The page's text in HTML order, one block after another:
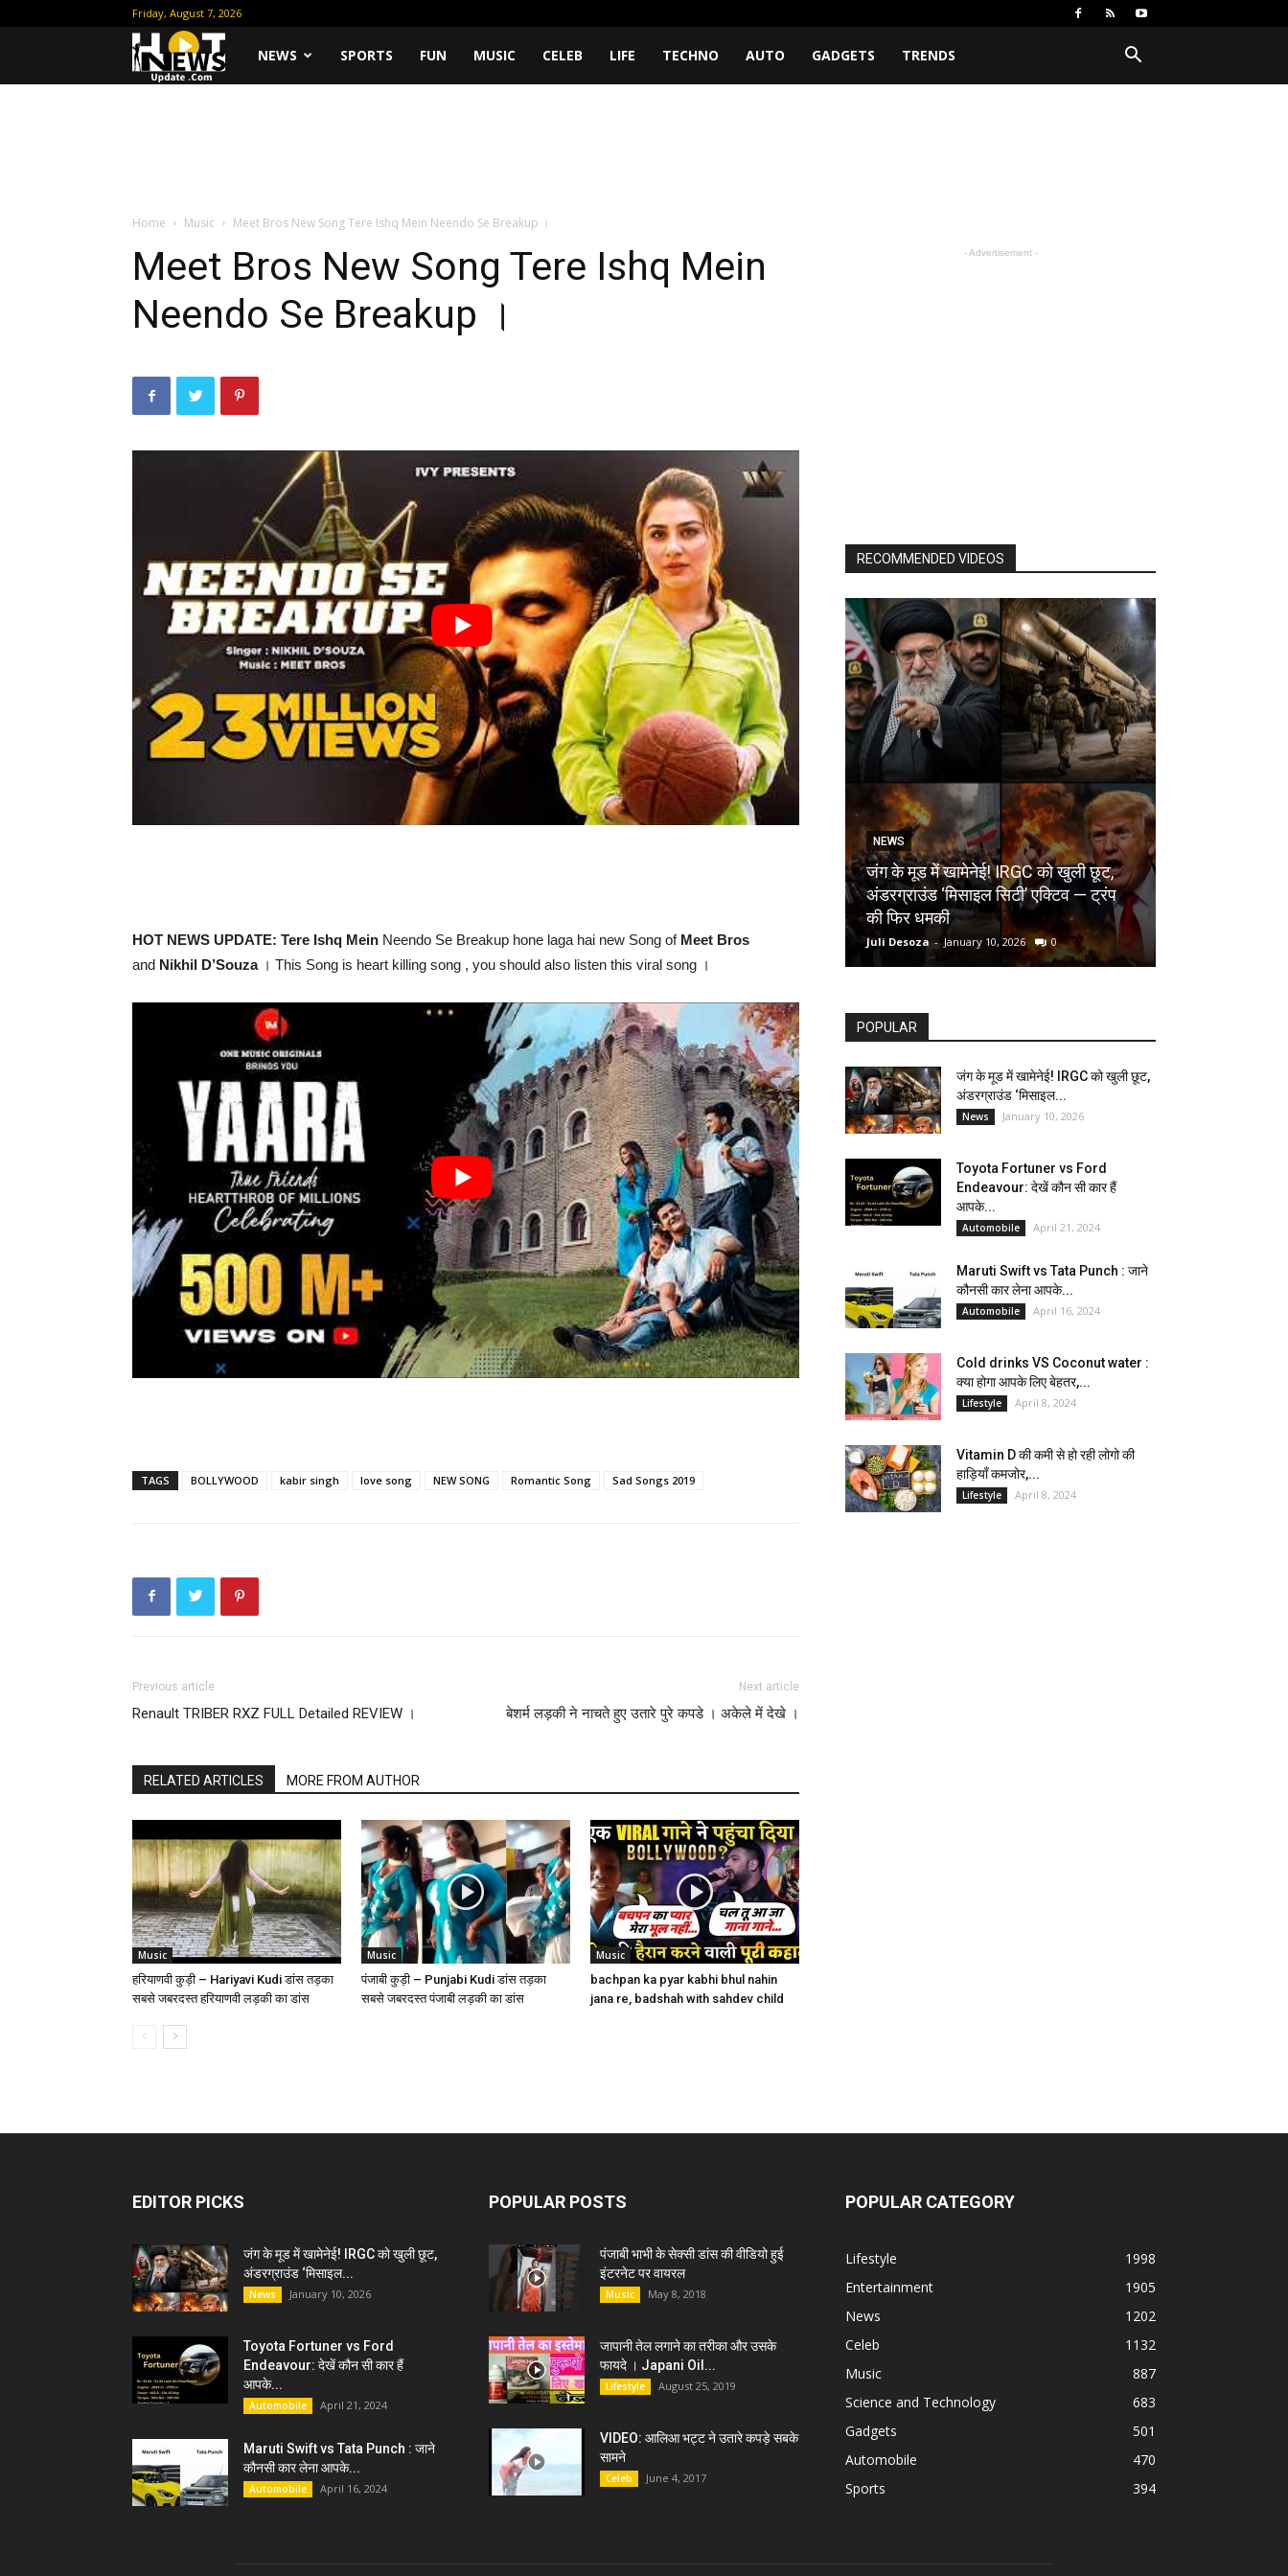
Friday, August 7, 2026
HotNEWS SPORTS FUN MUSIC CELEB LIFE TECHNO AUTO GADGETS TRENDS
Home Music Meet Bros New Song Tere Ishq Mein Neendo Se Breakup ।
Meet Bros New Song Tere Ishq Mein
Neendo Se Breakup ।
HOT NEWS UPDATE: Tere Ishq Mein Neendo Se Breakup hone laga hai new Song of Meet Bros
and Nikhil D’Souza। This Song is heart killing song , you should also listen this viral song ।
TAGS BOLLYWOOD kabir singh love song NEW SONG Romantic Song Sad Songs 2019
Previous article
Renault TRIBER RXZ FULL Detailed REVIEW ।
Next article
बेशर्म लड़की ने नाचते हुए उतारे पुरे कपडे । अकेले में देखे ।
RELATED ARTICLES MORE FROM AUTHOR
Music
हरियाणवी कुड़ी – Hariyavi Kudi डांस तड़का
सबसे जबरदस्त हरियाणवी लड़की का डांस
Music
पंजाबी कुड़ी – Punjabi Kudi डांस तड़का
सबसे जबरदस्त पंजाबी लड़की का डांस
Music
bachpan ka pyar kabhi bhul nahin
jana re, badshah with sahdev child
- Advertisement -
RECOMMENDED VIDEOS
NEWS
जंग के मूड में खामेनेई! IRGC को खुली छूट,
अंडरग्राउंड ‘मिसाइल सिटी’ एक्टिव — ट्रंप
की फिर धमकी
Juli Desoza - January 10, 2026 0
POPULAR
जंग के मूड में खामेनेई! IRGC को खुली छूट,
अंडरग्राउंड ‘मिसाइल...
News January 10, 2026
Toyota Fortuner vs Ford
Endeavour: देखें कौन सी कार हैं
आपके...
Automobile April 21, 2024
Maruti Swift vs Tata Punch : जाने
कौनसी कार लेना आपके...
Automobile April 16, 2024
Cold drinks VS Coconut water :
क्या होगा आपके लिए बेहतर,...
Lifestyle April 8, 2024
Vitamin D की कमी से हो रही लोगो की
हाड़ियाँ कमजोर,...
Lifestyle April 8, 2024
EDITOR PICKS
जंग के मूड में खामेनेई! IRGC को खुली छूट,
अंडरग्राउंड ‘मिसाइल...
News January 10, 2026
Toyota Fortuner vs Ford
Endeavour: देखें कौन सी कार हैं
आपके...
Automobile April 21, 2024
Maruti Swift vs Tata Punch : जाने
कौनसी कार लेना आपके...
Automobile April 16, 2024
POPULAR POSTS
पंजाबी भाभी के सेक्सी डांस की वीडियो हुई
इंटरनेट पर वायरल
Music May 8, 2018
जापानी तेल लगाने का तरीका और उसके
फायदे । Japani Oil...
Lifestyle August 25, 2019
VIDEO: आलिआ भट्ट ने उतारे कपड़े सबके
सामने
Celeb June 4, 2017
POPULAR CATEGORY
Lifestyle
1998
Entertainment
1905
News
1202
Celeb
1132
Music
887
Science and Technology
683
Gadgets
501
Automobile
470
Sports
394